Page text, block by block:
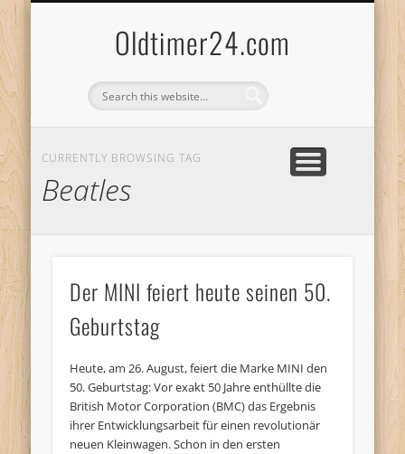
Oldtimer24.com
CURRENTLY BROWSING TAG
Beatles
Der MINI feiert heute seinen 50.
Geburtstag
Heute, am 26. August, feiert die Marke MINI den
50. Geburtstag: Vor exakt 50 Jahre enthüllte die
British Motor Corporation (BMC) das Ergebnis
ihrer Entwicklungsarbeit für einen revolutionär
neuen Kleinwagen. Schon in den ersten